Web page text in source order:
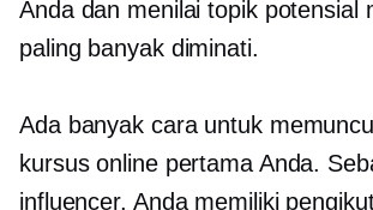
Anda dan menilai topik potensial
paling banyak diminati.
Ada banyak cara untuk
kursus online pertama Anda.
influencer, Anda memiliki